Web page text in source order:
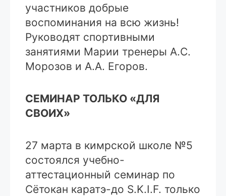
участников добрые
воспоминания на всю жизнь!
Руководят спортивными
занятиями Марии тренеры А.С.
Морозов и А.А. Егоров.
СЕМИНАР ТОЛЬКО «ДЛЯ
СВОИХ»
27 марта в кимрской школе №5
состоялся учебно-
аттестационный семинар по
Сётокан каратэ-до S.K.I.F. только